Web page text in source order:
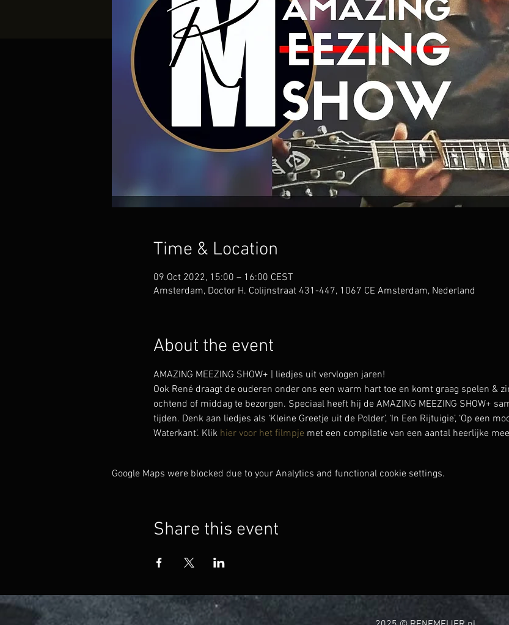
Time & Location
09 Oct 2022, 15:00 – 16:00 CEST
Amsterdam, Doctor H. Colijnstraat 431-447, 1067 CE Amsterdam, Nederland
About the event
AMAZING MEEZING SHOW+ | liedjes uit vervlogen jaren!
Ook René draagt de ouderen onder ons een warm hart toe en komt graag spelen &
ochtend of middag te bezorgen. Speciaal heeft hij de AMAZING MEEZING SHOW+
tijden. Denk aan liedjes als ‘Kleine Greetje uit de Polder’, ‘In Een Rijtuigie’, ‘Op een
Waterkant’. Klik hier voor het filmpje met een compilatie van een aantal heerlijke
Google Maps were blocked due to your Analytics and functional cookie settings.
Share this event